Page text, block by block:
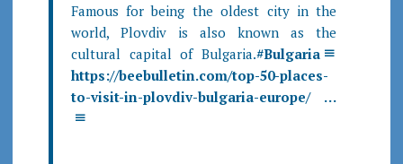
Famous for being the oldest city in the
world, Plovdiv is also known as the
cultural capital of Bulgaria.#Bulgaria
https://beebulletin.com/top-50-places-
to-visit-in-plovdiv-bulgaria-europe/ …